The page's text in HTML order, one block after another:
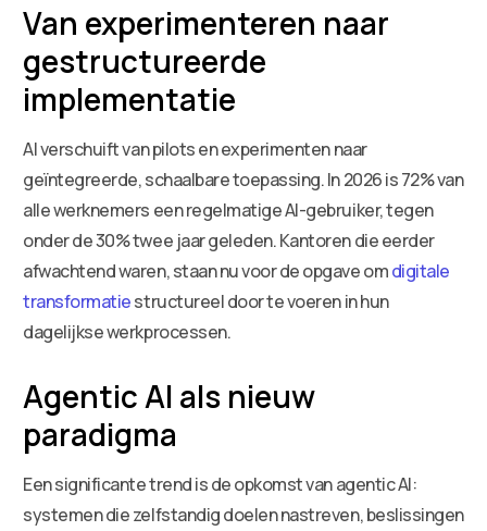
Van experimenteren naar
gestructureerde
implementatie
AI verschuift van pilots en experimenten naar
geïntegreerde, schaalbare toepassing. In 2026 is 72% van
alle werknemers een regelmatige AI-gebruiker, tegen
onder de 30% twee jaar geleden. Kantoren die eerder
afwachtend waren, staan nu voor de opgave omdigitale
transformatiestructureel door te voeren in hun
dagelijkse werkprocessen.
Agentic AI als nieuw
paradigma
Een significante trend is de opkomst van agentic AI:
systemen die zelfstandig doelen nastreven, beslissingen